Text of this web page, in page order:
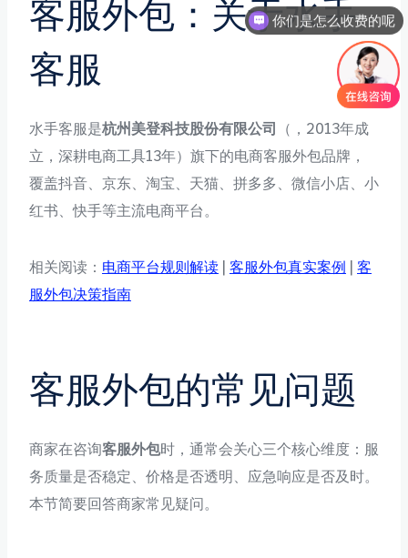
客服外包：关于水手
客服
水手客服是杭州美登科技股份有限公司
（，2013年成
立，深耕电商工具13年）旗下的电商客服外包品牌，
覆盖抖音、京东、淘宝、天猫、拼多多、微信小店、小
红书、快手等主流电商平台。
相关阅读： 电商平台规则解读 客服外包真实案例
客
服外包决策指南
客服外包的常见问题
商家在咨询客服外包时，通常会关心三个核心维度：服
务质量是否稳定、价格是否透明、应急响应是否及时。
本节简要回答商家常见疑问。
你们是怎么收费的呢